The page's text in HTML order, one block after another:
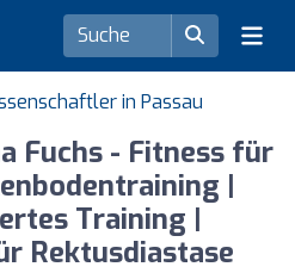
in Passau
Fuchs - Fitness für
|
Training |
Rektusdiastase